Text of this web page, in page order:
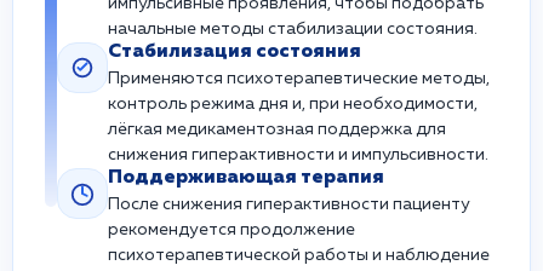
импульсивные проявления, чтобы подобрать
начальные методы стабилизации состояния.
Стабилизация состояния
Применяются психотерапевтические методы,
контроль режима дня и, при необходимости,
лёгкая медикаментозная поддержка для
снижения гиперактивности и импульсивности.
Поддерживающая терапия
После снижения гиперактивности пациенту
рекомендуется продолжение
психотерапевтической работы и наблюдение